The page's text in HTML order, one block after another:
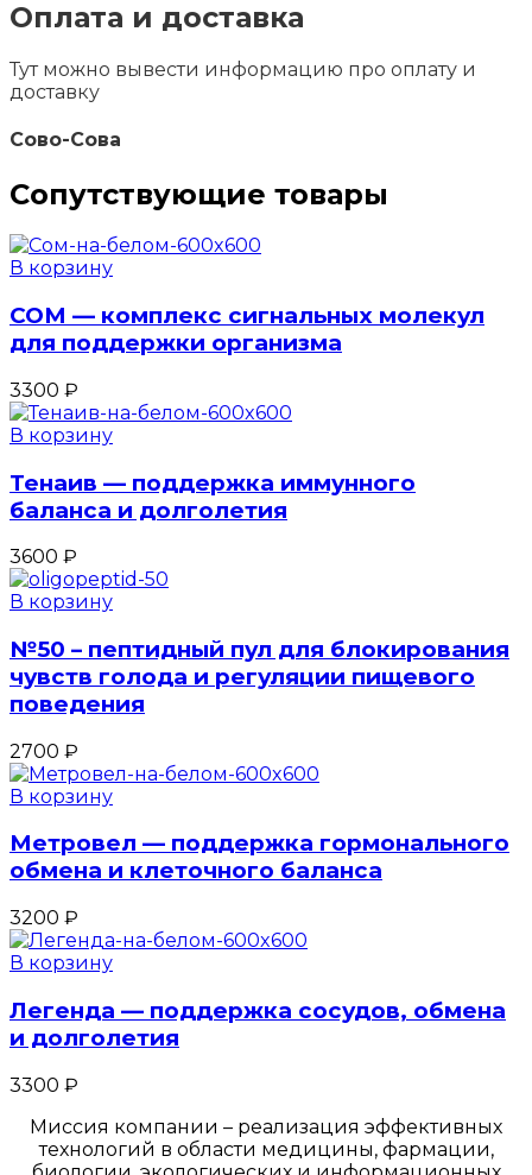
Оплата и доставка
Тут можно вывести информацию про оплату и
доставку
Сово-Сова
Сопутствующие товары
В корзину
СОМ — комплекс сигнальных молекул
для поддержки организма
3300 ₽
В корзину
Тенаив — поддержка иммунного
баланса и долголетия
3600 ₽
В корзину
№50 – пептидный пул для блокирования
чувств голода и регуляции пищевого
поведения
2700 ₽
В корзину
Метровел — поддержка гормонального
обмена и клеточного баланса
3200 ₽
В корзину
Легенда — поддержка сосудов, обмена
и долголетия
3300 ₽
Миссия компании – реализация эффективных
технологий в области медицины, фармации,